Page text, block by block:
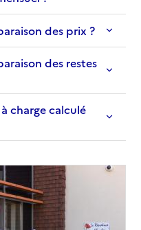
des prix ?
des restes
charge calculé